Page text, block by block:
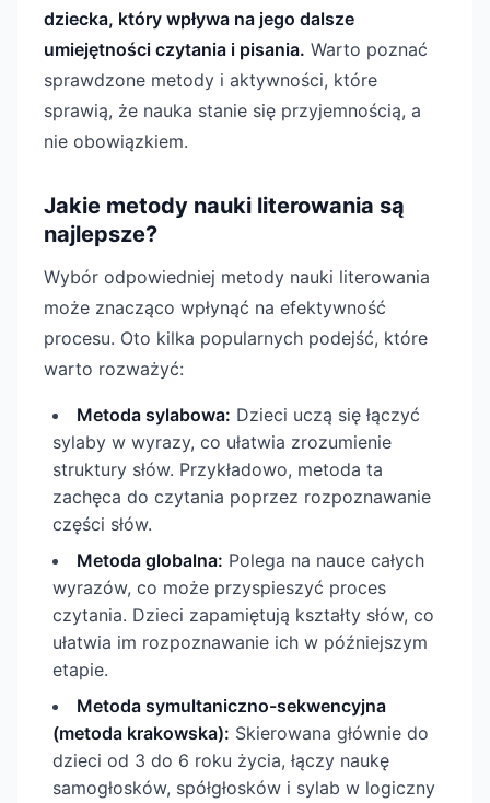
dziecka, który wpływa na jego dalsze
umiejętności czytania i pisania. Warto poznać
sprawdzone metody i aktywności, które
sprawią, że nauka stanie się przyjemnością, a
nie obowiązkiem.
Jakie metody nauki literowania są
najlepsze?
Wybór odpowiedniej metody nauki literowania
może znacząco wpłynąć na efektywność
procesu. Oto kilka popularnych podejść, które
warto rozważyć:
Metoda sylabowa: Dzieci uczą się łączyć
sylaby w wyrazy, co ułatwia zrozumienie
struktury słów. Przykładowo, metoda ta
zachęca do czytania poprzez rozpoznawanie
części słów.
Metoda globalna: Polega na nauce całych
wyrazów, co może przyspieszyć proces
czytania. Dzieci zapamiętują kształty słów, co
ułatwia im rozpoznawanie ich w późniejszym
etapie.
Metoda symultaniczno-sekwencyjna
(metoda krakowska): Skierowana głównie do
dzieci od 3 do 6 roku życia, łączy naukę
samogłosków, spółgłosków i sylab w logiczny